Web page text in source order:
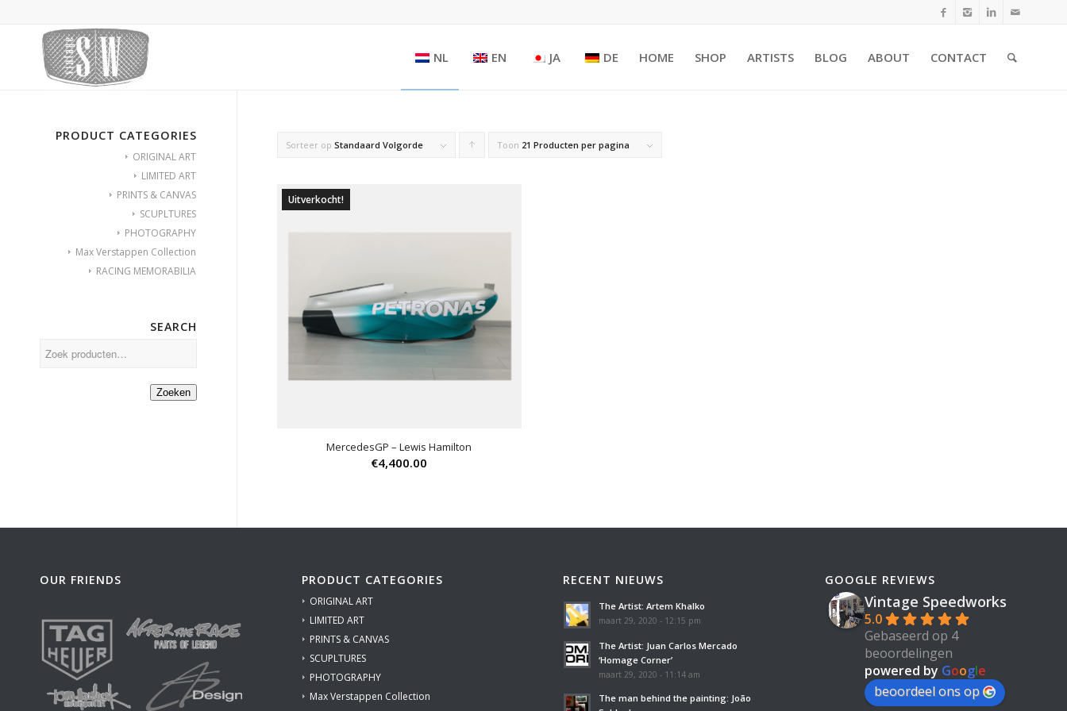
NL EN JA DE HOME SHOP ARTISTS BLOG ABOUT CONTACT
Sorteer op Standaard Volgorde Producten
Toon 21 Producten per pagina
Uitverkocht!
MercedesGP – Lewis Hamilton
€4,400.00
PRODUCT CATEGORIES
ORIGINAL ART
LIMITED ART
PRINTS & CANVAS
SCUPLTURES
PHOTOGRAPHY
Max Verstappen Collection
RACING MEMORABILIA
SEARCH
Zoeken
OUR FRIENDS PRODUCT CATEGORIES
ORIGINAL ART
LIMITED ART
PRINTS & CANVAS
SCUPLTURES
PHOTOGRAPHY
Max Verstappen Collection
RECENT NIEUWS
The Artist: Artem Khalko
maart 29, 2020 - 12:15 pm
The Artist: Juan Carlos Mercado
‘Homage Corner’
maart 29, 2020 - 11:14 am
The man behind the painting: João
GOOGLE REVIEWS
Vintage Speedworks
5.0
Gebaseerd op 4
beoordelingen
powered by Google
beoordeel ons op